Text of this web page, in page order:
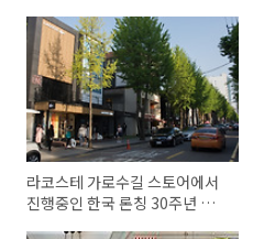
라코스테 가로수길 스토어에서
진행중인 한국 론칭 30주년 기